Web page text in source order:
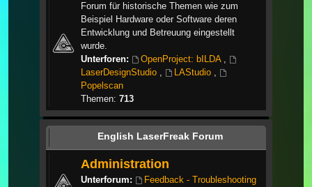
Forum für historische Themen wie zum
Beispiel Hardware oder Software deren
Entwicklung und Betreuung eingestellt
wurde.
Unterforen:
OpenProject: bILDA ,
LaserDesignStudio , LAStudio ,
Popelscan
Themen: 713
English LaserFreak Forum
Administration
Unterforum:
Feedback - Troubleshooting